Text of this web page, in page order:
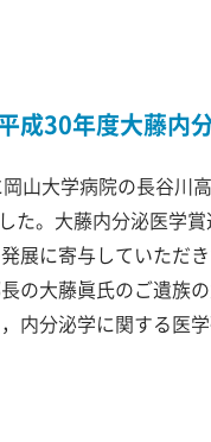
成30年度大藤内
山大学病院の長谷
た。大藤内分泌医学
展に寄与していただ
の大藤眞氏のご遺族
内分泌学に関する医